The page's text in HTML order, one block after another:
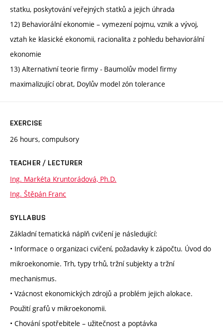
statku, poskytování veřejných statků a jejich úhrada
12) Behaviorální ekonomie – vymezení pojmu, vznik a vývoj,
vztah ke klasické ekonomii, racionalita z pohledu behaviorální
ekonomie
13) Alternativní teorie firmy - Baumolův model firmy
maximalizující obrat, Doylův model zón tolerance
EXERCISE
26 hours, compulsory
TEACHER / LECTURER
Ing. Markéta Kruntorádová, Ph.D.
Ing. Štěpán Franc
SYLLABUS
Základní tematická náplň cvičení je následující:
• Informace o organizaci cvičení, požadavky k zápočtu. Úvod do
mikroekonomie. Trh, typy trhů, tržní subjekty a tržní
mechanismus.
• Vzácnost ekonomických zdrojů a problém jejich alokace.
Použití grafů v mikroekonomii.
• Chování spotřebitele – užitečnost a poptávka